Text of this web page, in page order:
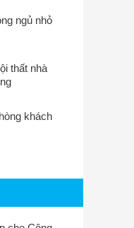
ngủ nhỏ
thất nhà
khách